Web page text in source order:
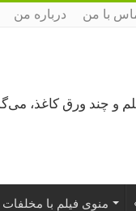
درباره من با من
منوی فیلم با مخلفات